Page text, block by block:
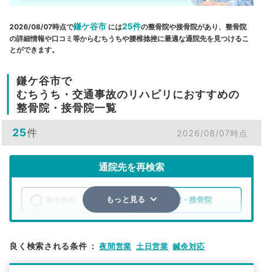
2026/08/07時点で鎌ケ谷市 には25件の整骨院や接骨院があり、整骨院
の詳細情報や口コミ等からむちうちや腰椎捻挫に最適な通院先を見つけるこ
とができます。
鎌ケ谷市で
むちうち・交通事故のリハビリにおすすめの
整骨院・接骨院一覧
25件 2026/08/07時点
通院先を再検索
整骨院・接骨院
検索する
もっと見る
良く検索される条件 ： 夜間営業 土日営業 鍼灸対応